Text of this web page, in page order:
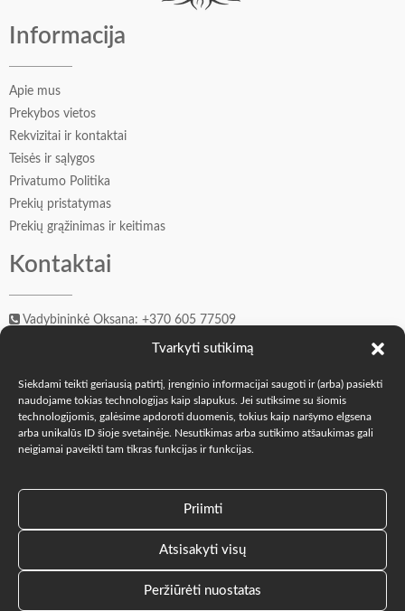
Tvarkyti sutikimą
Siekdami teikti geriausią patirtį, įrenginio informacijai saugoti ir (arba) pasiekti
naudojame tokias technologijas kaip slapukus. Jei sutiksime su šiomis
technologijomis, galėsime apdoroti duomenis, tokius kaip naršymo elgsena
arba unikalūs ID šioje svetainėje. Nesutikimas arba sutikimo atšaukimas gali
neigiamai paveikti tam tikras funkcijas ir funkcijas.
Priimti
Atsisakyti visų
Peržiūrėti nuostatas
Informacija
Apie mus
Prekybos vietos
Rekvizitai ir kontaktai
Teisės ir sąlygos
Privatumo Politika
Prekių pristatymas
Prekių grąžinimas ir keitimas
Kontaktai
Vadybininkė Oksana: +370 605 77509
Įkūrėjas Andrejus: +370 606 41549
Mes soc. tinkluose
Parduotuvė „The Oak Fam” Mūsų buveinė, Vilniaus g. 55,
Šalčininkai.